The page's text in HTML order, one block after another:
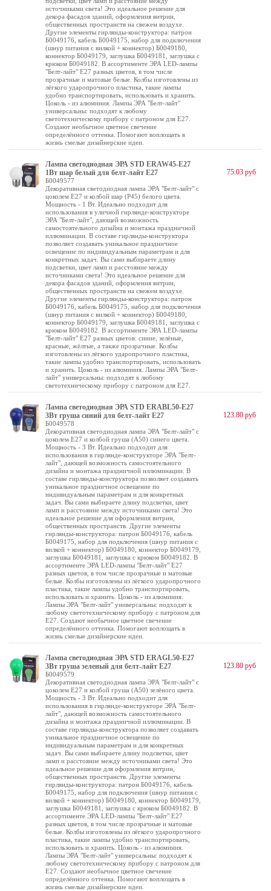
источниками света! Это идеальное решение для
декора фасадов зданий, оформления витрин,
общественных пространств на свежем воздухе.
Другие элементы гирлянды-конструктора: патрон
Б0049176, кабель Б0049175, набор для подключения
(шнур питания с вилкой + коннектор) Б0049180,
коннектор Б0049179, заглушка Б0049181, заглушка с
крюком Б0049182. В ассортименте ЭРА LED-лампы
"Белт-лайт" E27 разных цветов, в том числе
прозрачные и матовые белые. Колбы изготовлены из
лёгкого ударопрочного пластика, такие лампы
удобно транспортировать, использовать и хранить.
Цоколь - из алюминия. Лампы ЭРА "Белт-лайт"
универсальны: подходят к любому
светотехническому прибору с патроном для Е27.
Создают необычное цветное свечение
определённого оттенка. Помогают воплощать в
жизнь смелые дизайнерские идеи.
Лампа светодиодная ЭРА STD ERAW45-E27
1Вт шар белый для белт-лайт Е27
Б0049577
Декоративная светодиодная лампа ЭРА "Белт-лайт" с
цоколем Е27 и колбой шар (Р45) белого цвета.
Мощность - 1 Вт. Идеально подходит для
использования в уличной гирлянде-конструкторе
ЭРА "Белт-лайт", дающей возможность
самостоятельного дизайна и монтажа праздничной
иллюминации. В составе гирлянды-конструктора
позволяет создавать уникальное праздничное
освещение по индивидуальным параметрам и для
конкретных задач. Вы сами выбираете длину
подсветки, цвет ламп и расстояние между
источниками света! Это идеальное решение для
декора фасадов зданий, оформления витрин,
общественных пространств на свежем воздухе.
Другие элементы гирлянды-конструктора: патрон
Б0049176, кабель Б0049175, набор для подключения
(шнур питания с вилкой + коннектор) Б0049180,
коннектор Б0049179, заглушка Б0049181, заглушка с
крюком Б0049182. В ассортименте ЭРА LED-лампы
"Белт-лайт" E27 разных цветов: синие, зелёные,
красные, жёлтые, а также прозрачные. Колбы
изготовлены из лёгкого ударопрочного пластика,
такие лампы удобно транспортировать, использовать
и хранить. Цоколь - из алюминия. Лампы ЭРА "Белт-
лайт" универсальны: подходят к любому
светотехническому прибору с патроном для Е27.
75.03 руб
Лампа светодиодная ЭРА STD ERABL50-E27
3Вт груша синий для белт-лайт Е27
Б0049578
Декоративная светодиодная лампа ЭРА "Белт-лайт" с
цоколем Е27 и колбой груша (А50) синего цвета.
Мощность - 3 Вт. Идеально подходит для
использования в гирлянде-конструкторе ЭРА "Белт-
лайт", дающей возможность самостоятельного
дизайна и монтажа праздничной иллюминации. В
составе гирлянды-конструктора позволяет создавать
уникальное праздничное освещение по
индивидуальным параметрам и для конкретных
задач. Вы сами выбираете длину подсветки, цвет
ламп и расстояние между источниками света! Это
идеальное решение для оформления витрин,
общественных пространств. Другие элементы
гирлянды-конструктора: патрон Б0049176, кабель
Б0049175, набор для подключения (шнур питания с
вилкой + коннектор) Б0049180, коннектор Б0049179,
заглушка Б0049181, заглушка с крюком Б0049182. В
ассортименте ЭРА LED-лампы "Белт-лайт" E27
разных цветов, в том числе прозрачные и матовые
белые. Колбы изготовлены из лёгкого ударопрочного
пластика, такие лампы удобно транспортировать,
использовать и хранить. Цоколь - из алюминия.
Лампы ЭРА "Белт-лайт" универсальны: подходят к
любому светотехническому прибору с патроном для
Е27. Создают необычное цветное свечение
определённого оттенка. Помогают воплощать в
жизнь смелые дизайнерские идеи.
123.80 руб
Лампа светодиодная ЭРА STD ERAGL50-E27
3Вт груша зеленый для белт-лайт Е27
Б0049579
Декоративная светодиодная лампа ЭРА "Белт-лайт" с
цоколем Е27 и колбой груша (А50) зелёного цвета.
Мощность - 3 Вт. Идеально подходит для
использования в гирлянде-конструкторе ЭРА "Белт-
лайт", дающей возможность самостоятельного
дизайна и монтажа праздничной иллюминации. В
составе гирлянды-конструктора позволяет создавать
уникальное праздничное освещение по
индивидуальным параметрам и для конкретных
задач. Вы сами выбираете длину подсветки, цвет
ламп и расстояние между источниками света! Это
идеальное решение для оформления витрин,
общественных пространств. Другие элементы
гирлянды-конструктора: патрон Б0049176, кабель
Б0049175, набор для подключения (шнур питания с
вилкой + коннектор) Б0049180, коннектор Б0049179,
заглушка Б0049181, заглушка с крюком Б0049182. В
ассортименте ЭРА LED-лампы "Белт-лайт" E27
разных цветов, в том числе прозрачные и матовые
белые. Колбы изготовлены из лёгкого ударопрочного
пластика, такие лампы удобно транспортировать,
использовать и хранить. Цоколь - из алюминия.
Лампы ЭРА "Белт-лайт" универсальны: подходят к
любому светотехническому прибору с патроном для
Е27. Создают необычное цветное свечение
определённого оттенка. Помогают воплощать в
жизнь смелые дизайнерские идеи.
123.80 руб